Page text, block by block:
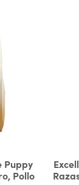
Puppy
Pollo